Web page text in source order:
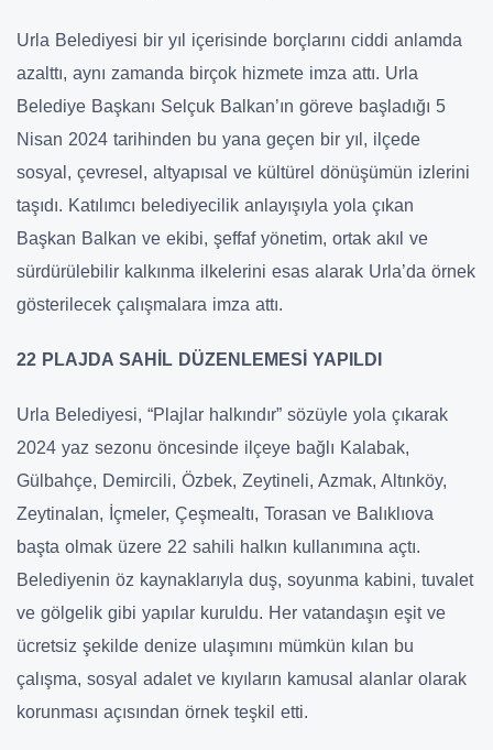
Urla Belediyesi bir yıl içerisinde borçlarını ciddi anlamda
azalttı, aynı zamanda birçok hizmete imza attı. Urla
Belediye Başkanı Selçuk Balkan’ın göreve başladığı 5
Nisan 2024 tarihinden bu yana geçen bir yıl, ilçede
sosyal, çevresel, altyapısal ve kültürel dönüşümün izlerini
taşıdı. Katılımcı belediyecilik anlayışıyla yola çıkan
Başkan Balkan ve ekibi, şeffaf yönetim, ortak akıl ve
sürdürülebilir kalkınma ilkelerini esas alarak Urla’da örnek
gösterilecek çalışmalara imza attı.
22 PLAJDA SAHİL DÜZENLEMESİ YAPILDI
Urla Belediyesi, “Plajlar halkındır” sözüyle yola çıkarak
2024 yaz sezonu öncesinde ilçeye bağlı Kalabak,
Gülbahçe, Demircili, Özbek, Zeytineli, Azmak, Altınköy,
Zeytinalan, İçmeler, Çeşmealtı, Torasan ve Balıklıova
başta olmak üzere 22 sahili halkın kullanımına açtı.
Belediyenin öz kaynaklarıyla duş, soyunma kabini, tuvalet
ve gölgelik gibi yapılar kuruldu. Her vatandaşın eşit ve
ücretsiz şekilde denize ulaşımını mümkün kılan bu
çalışma, sosyal adalet ve kıyıların kamusal alanlar olarak
korunması açısından örnek teşkil etti.